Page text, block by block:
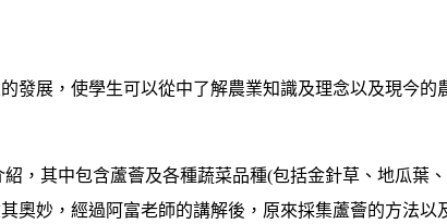
展，使學生可以從中了解農業知識及理念以及現今的
，其中包含蘆薈及各種蔬菜品種(包括金針草、地瓜葉
妙，經過阿富老師的講解後，原來採集蘆薈的方法以